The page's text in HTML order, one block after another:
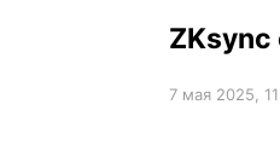
7 мая 2025,